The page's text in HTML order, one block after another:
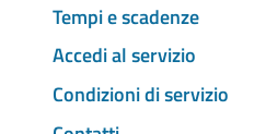
Tempi e scadenze
Accedi al servizio
Condizioni di servizio